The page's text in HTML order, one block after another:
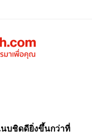
นบชิดดียิ่งขึ้นกว่าที่